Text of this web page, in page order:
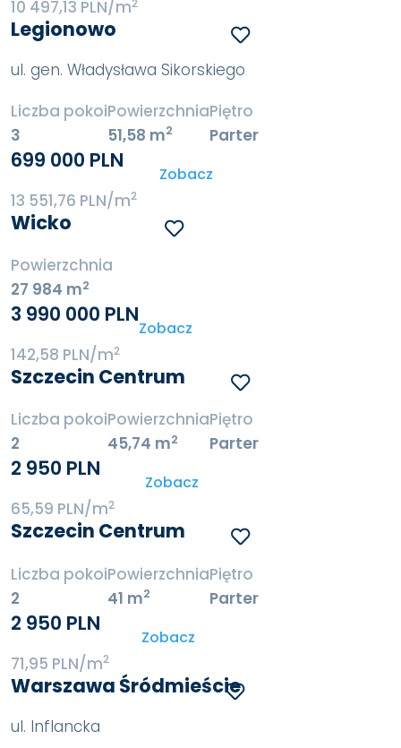
10 497,13 PLN/m2
Legionowo
ul. gen. Władysława Sikorskiego
Liczba pokoi
3
Powierzchnia
51,58 m2
Piętro
Parter
699 000 PLN
13 551,76 PLN/m2
Zobacz
Wicko
Powierzchnia
27 984 m2
3 990 000 PLN
142,58 PLN/m2
Zobacz
Szczecin Centrum
Liczba pokoi
2
Powierzchnia
45,74 m2
Piętro
Parter
2 950 PLN
65,59 PLN/m2
Zobacz
Szczecin Centrum
Liczba pokoi
2
Powierzchnia
41 m2
Piętro
Parter
2 950 PLN
71,95 PLN/m2
Zobacz
Warszawa Śródmieście
ul. Inflancka